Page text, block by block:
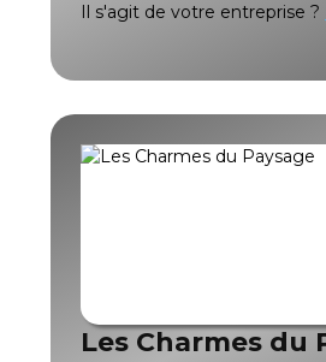
Il s'agit de votre entreprise ?
Les Charmes du